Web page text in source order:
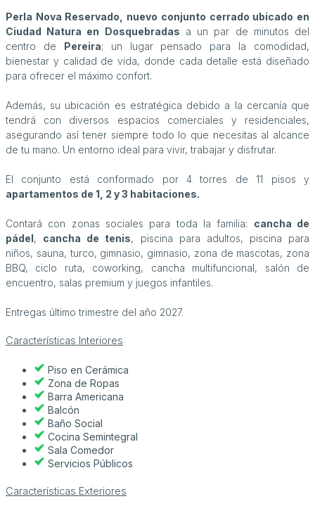
Perla Nova Reservado, nuevo conjunto cerrado ubicado en
Ciudad Natura en Dosquebradas a un par de minutos del
centro de Pereira; un lugar pensado para la comodidad,
bienestar y calidad de vida, donde cada detalle está diseñado
para ofrecer el máximo confort.
Además, su ubicación es estratégica debido a la cercanía que
tendrá con diversos espacios comerciales y residenciales,
asegurando así tener siempre todo lo que necesitas al alcance
de tu mano. Un entorno ideal para vivir, trabajar y disfrutar.
El conjunto está conformado por 4 torres de 11 pisos y
apartamentos de 1, 2 y 3 habitaciones.
Contará con zonas sociales para toda la familia: cancha de
pádel, cancha de tenis, piscina para adultos, piscina para
niños, sauna, turco, gimnasio, gimnasio, zona de mascotas, zona
BBQ, ciclo ruta, coworking, cancha multifuncional, salón de
encuentro, salas premium y juegos infantiles.
Entregas último trimestre del año 2027.
Características Interiores
Piso en Cerámica
Zona de Ropas
Barra Americana
Balcón
Baño Social
Cocina Semintegral
Sala Comedor
Servicios Públicos
Características Exteriores